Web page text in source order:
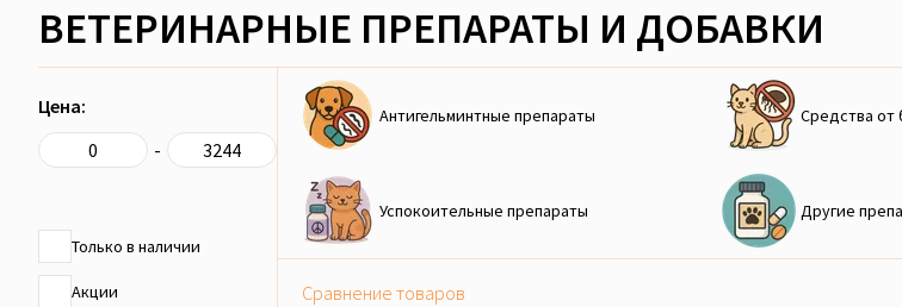
ВЕТЕРИНАРНЫЕ ПРЕПАРАТЫ И ДОБАВКИ
Цена:
-
Только в наличии
Акции
Антигельминтные препараты Средства от
Успокоительные препараты Другие
Сравнение товаров